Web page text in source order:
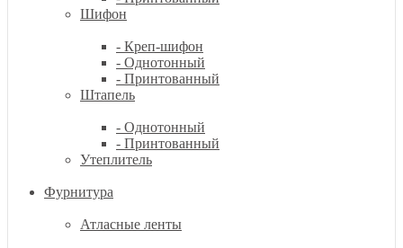
Шифон
- Креп-шифон
- Однотонный
- Принтованный
Штапель
- Однотонный
- Принтованный
Утеплитель
Фурнитура
Атласные ленты